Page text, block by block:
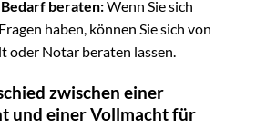
Bedarf beraten:Wenn Sie sich
haben, können Sie sich von
oder Notar beraten lassen.
zwischen einer
und einer Vollmacht für